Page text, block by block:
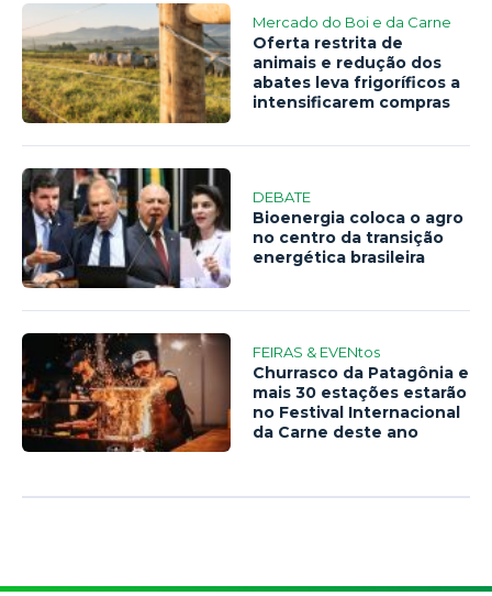
Mercado do Boi e da Carne
Oferta restrita de
animais e redução dos
abates leva frigoríficos a
intensificarem compras
DEBATE
Bioenergia coloca o agro
no centro da transição
energética brasileira
FEIRAS & EVENtos
Churrasco da Patagônia e
mais 30 estações estarão
no Festival Internacional
da Carne deste ano